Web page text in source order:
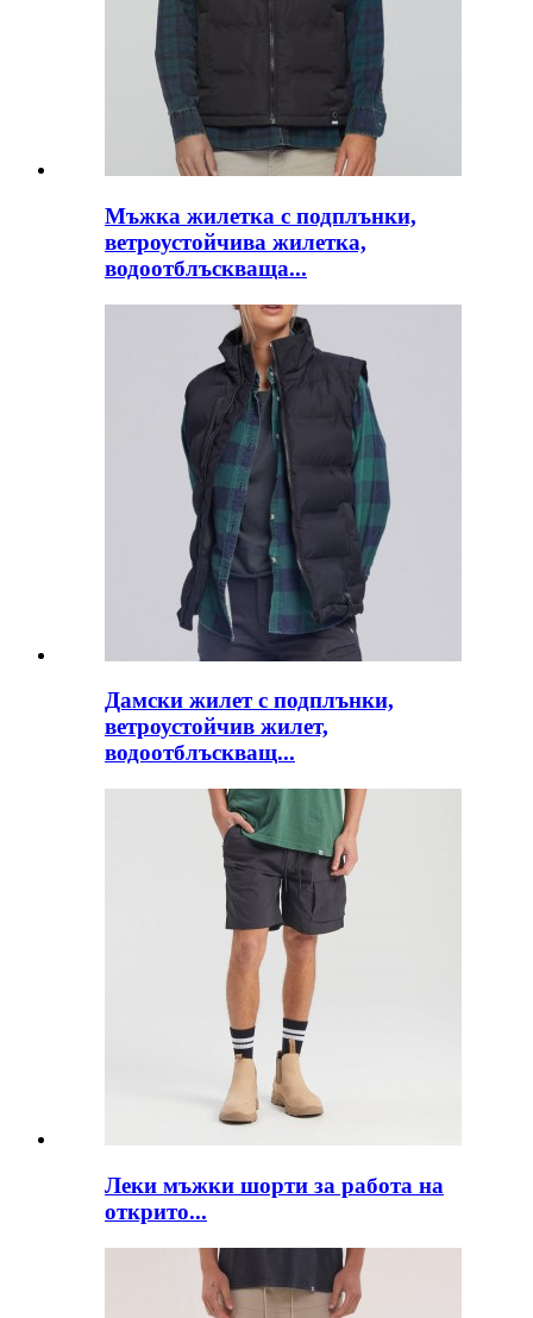
Мъжка жилетка с подплънки,
ветроустойчива жилетка,
водоотблъскваща...
Дамски жилет с подплънки,
ветроустойчив жилет,
водоотблъскващ...
Леки мъжки шорти за работа на
открито...